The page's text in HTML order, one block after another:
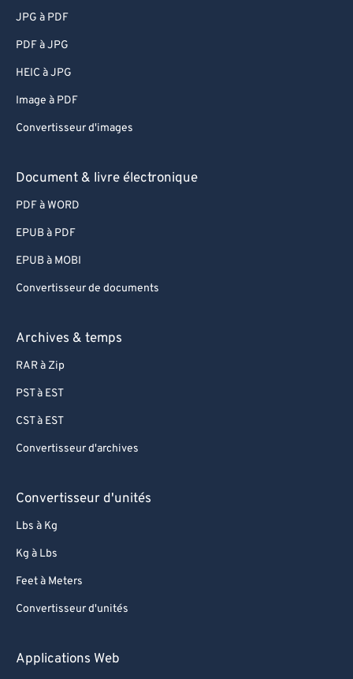
JPG à PDF
PDF à JPG
HEIC à JPG
Image à PDF
Convertisseur d'images
Document & livre électronique
PDF à WORD
EPUB à PDF
EPUB à MOBI
Convertisseur de documents
Archives & temps
RAR à Zip
PST à EST
CST à EST
Convertisseur d'archives
Convertisseur d'unités
Lbs à Kg
Kg à Lbs
Feet à Meters
Convertisseur d'unités
Applications Web